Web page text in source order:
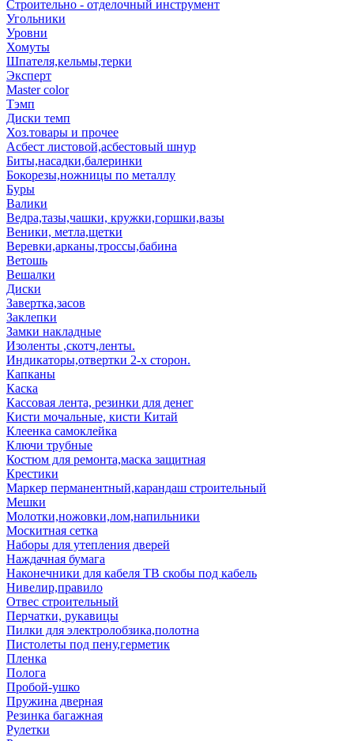
Строительно - отделочный инструмент
Угольники
Уровни
Хомуты
Шпателя,кельмы,терки
Эксперт
Master color
Тэмп
Диски темп
Хоз.товары и прочее
Асбест листовой,асбестовый шнур
Биты,насадки,балеринки
Бокорезы,ножницы по металлу
Буры
Валики
Ведра,тазы,чашки, кружки,горшки,вазы
Веники, метла,щетки
Веревки,арканы,троссы,бабина
Ветошь
Вешалки
Диски
Завертка,засов
Заклепки
Замки накладные
Изоленты ,скотч,ленты.
Индикаторы,отвертки 2-х сторон.
Капканы
Каска
Кассовая лента, резинки для денег
Кисти мочальные, кисти Китай
Клеенка самоклейка
Ключи трубные
Костюм для ремонта,маска защитная
Крестики
Маркер перманентный,карандаш строительный
Мешки
Молотки,ножовки,лом,напильники
Москитная сетка
Наборы для утепления дверей
Наждачная бумага
Наконечники для кабеля ТВ скобы под кабель
Нивелир,правило
Отвес строительный
Перчатки, рукавицы
Пилки для электролобзика,полотна
Пистолеты под пену,герметик
Пленка
Полога
Пробой-ушко
Пружина дверная
Резинка багажная
Рулетки